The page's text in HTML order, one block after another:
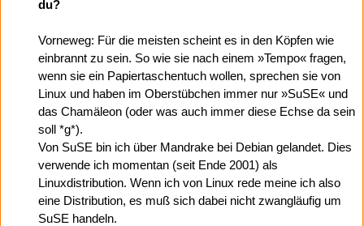
du?
Vorneweg: Für die meisten scheint es in den Köpfen wie
einbrannt zu sein. So wie sie nach einem »Tempo« fragen,
wenn sie ein Papiertaschentuch wollen, sprechen sie von
Linux und haben im Oberstübchen immer nur »SuSE« und
das Chamäleon (oder was auch immer diese Echse da sein
soll *g*).
Von SuSE bin ich über Mandrake bei Debian gelandet. Dies
verwende ich momentan (seit Ende 2001) als
Linuxdistribution. Wenn ich von Linux rede meine ich also
eine Distribution, es muß sich dabei nicht zwangläufig um
SuSE handeln.